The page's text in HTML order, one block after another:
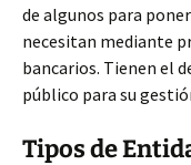
de algunos para
necesitan mediante
bancarios. Tienen el
público para su
Tipos de